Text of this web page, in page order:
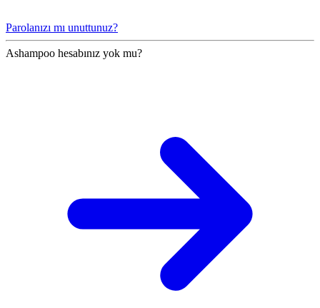
Parolanızı mı unuttunuz?
Ashampoo hesabınız yok mu?